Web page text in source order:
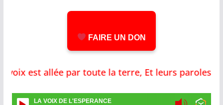
FAIRE UN DON
allée par toute la terre, Et leurs paroles
LA VOIX DE L'ESPERANCE